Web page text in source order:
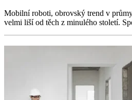
Mobilní roboti, obrovský trend v
velmi liší od těch z minulého století.